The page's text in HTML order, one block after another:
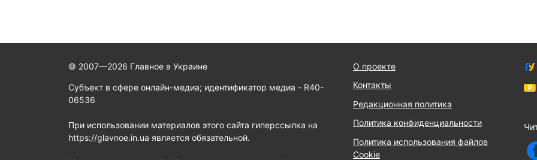
© 2007—2026 Главное в Украине
Субъект в сфере онлайн-медиа; идентификатор медиа - R40-
06536
При использовании материалов этого сайта гиперссылка на
https://glavnoe.in.ua является обязательной.
О проекте
Контакты
Редакционная политика
Политика конфиденциальности
Политика использования файлов
Cookie